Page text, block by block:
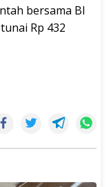
bersama BI
Rp 432